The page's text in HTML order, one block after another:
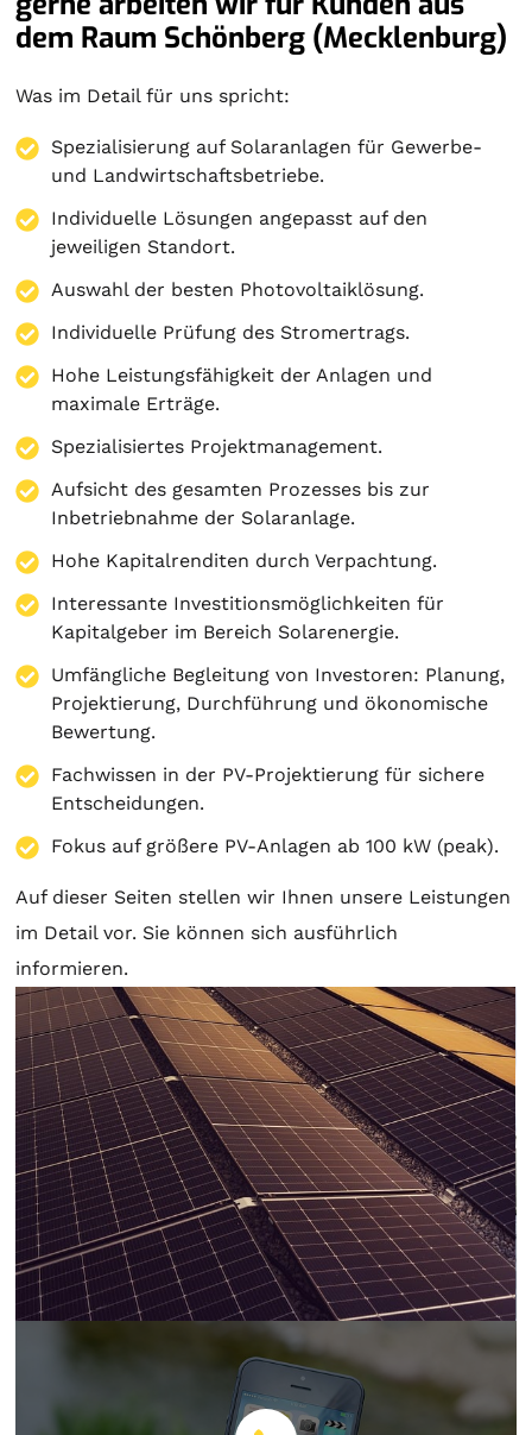
dem Raum Schönberg (Mecklenburg)
Was im Detail für uns spricht:
Spezialisierung auf Solaranlagen für Gewerbe-
und Landwirtschaftsbetriebe.
Individuelle Lösungen angepasst auf den
jeweiligen Standort.
Auswahl der besten Photovoltaiklösung.
Individuelle Prüfung des Stromertrags.
Hohe Leistungsfähigkeit der Anlagen und
maximale Erträge.
Spezialisiertes Projektmanagement.
Aufsicht des gesamten Prozesses bis zur
Inbetriebnahme der Solaranlage.
Hohe Kapitalrenditen durch Verpachtung.
Interessante Investitionsmöglichkeiten für
Kapitalgeber im Bereich Solarenergie.
Umfängliche Begleitung von Investoren: Planung,
Projektierung, Durchführung und ökonomische
Bewertung.
Fachwissen in der PV-Projektierung für sichere
Entscheidungen.
Fokus auf größere PV-Anlagen ab 100 kW (peak).
Auf dieser Seiten stellen wir Ihnen unsere Leistungen
im Detail vor. Sie können sich ausführlich
informieren.